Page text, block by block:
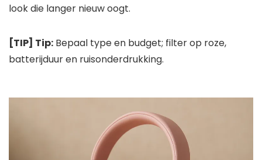
look die langer nieuw oogt.
[TIP] Tip: Bepaal type en budget; filter op roze,
batterijduur en ruisonderdrukking.